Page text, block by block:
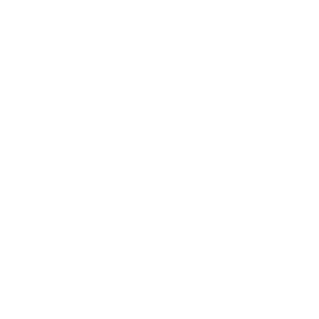
novedades del mercado de La Liga